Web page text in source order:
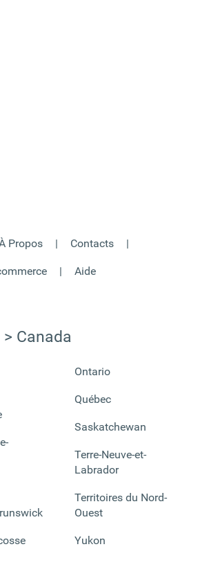
Propos | Contacts |
| Aide
Canada
Ontario
Québec
Saskatchewan
Terre-Neuve-et-
Labrador
Territoires du Nord-
Ouest
Yukon